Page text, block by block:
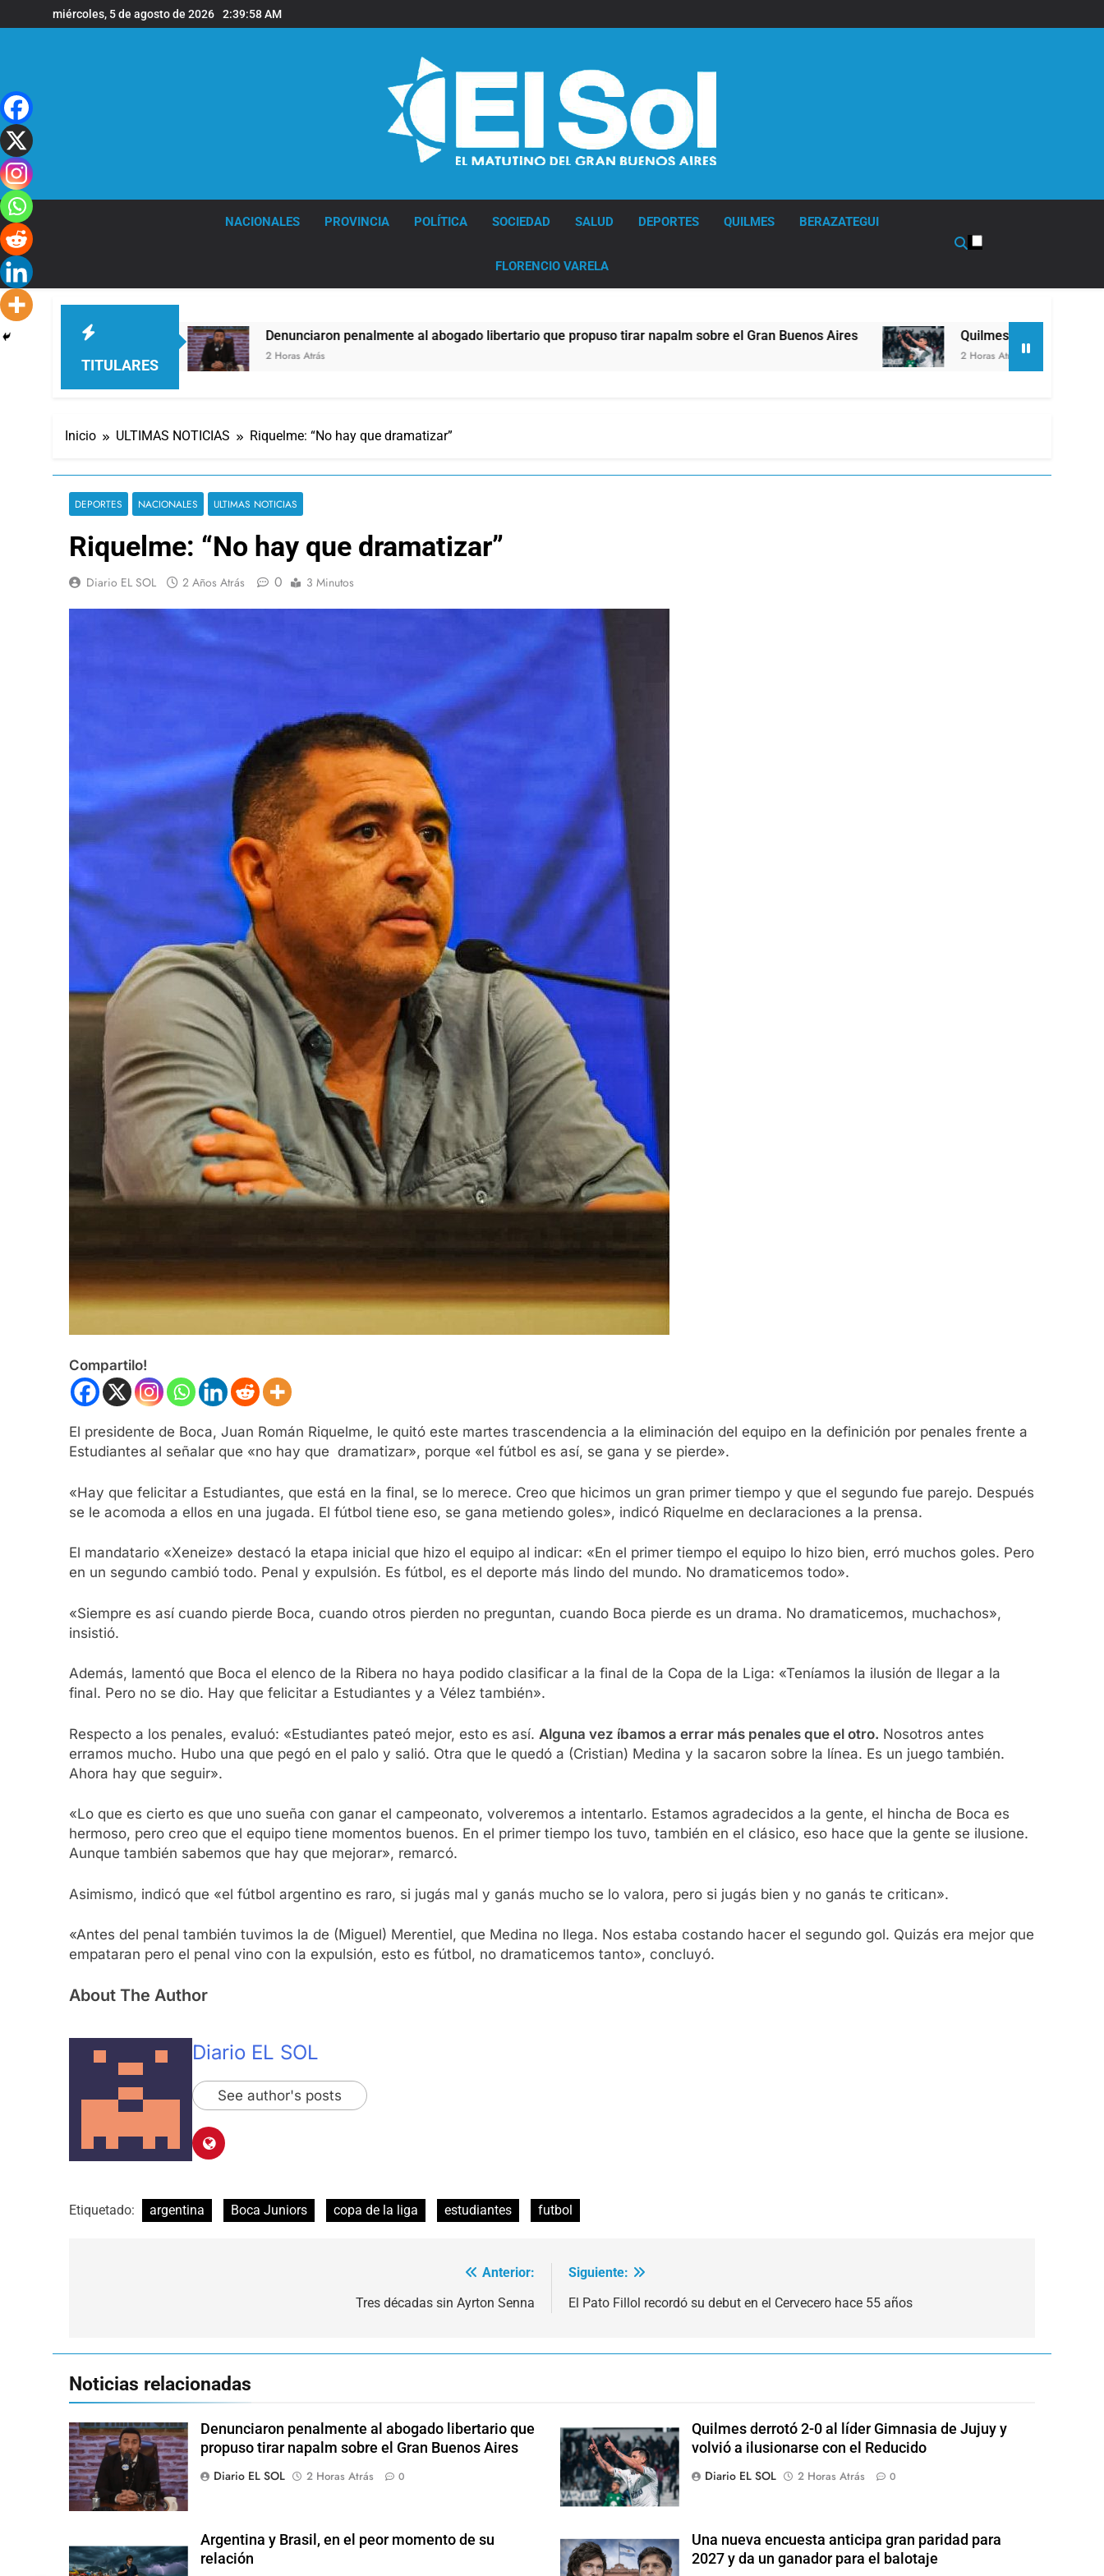
al
miércoles, 5 de agosto de 2026 2:39:59 AM
NACIONALES PROVINCIA POLÍTICA SOCIEDAD SALUD DEPORTES QUILMES BERAZATEGUI
FLORENCIO VARELA
TITULARES
viento Denunciaron penalmente al abogado libertario que propuso tirar napalm sobre el Gran Buenos Aires
2 Horas Atrás
Quilmes derrotó 2-0 al líder Gimnasia
2 Horas Atrás
Inicio ULTIMAS NOTICIAS Riquelme: “No hay que dramatizar”
DEPORTES NACIONALES ULTIMAS NOTICIAS
Riquelme: “No hay que dramatizar”
Diario EL SOL 2 Años Atrás 0 3 Minutos
Compartilo!
El presidente de Boca, Juan Román Riquelme, le quitó este martes trascendencia a la eliminación del equipo en la definición por penales frente a
Estudiantes al señalar que «no hay que dramatizar», porque «el fútbol es así, se gana y se pierde».
«Hay que felicitar a Estudiantes, que está en la final, se lo merece. Creo que hicimos un gran primer tiempo y que el segundo fue parejo. Después
se le acomoda a ellos en una jugada. El fútbol tiene eso, se gana metiendo goles», indicó Riquelme en declaraciones a la prensa.
El mandatario «Xeneize» destacó la etapa inicial que hizo el equipo al indicar: «En el primer tiempo el equipo lo hizo bien, erró muchos goles. Pero
en un segundo cambió todo. Penal y expulsión. Es fútbol, es el deporte más lindo del mundo. No dramaticemos todo».
«Siempre es así cuando pierde Boca, cuando otros pierden no preguntan, cuando Boca pierde es un drama. No dramaticemos, muchachos»,
insistió.
Además, lamentó que Boca el elenco de la Ribera no haya podido clasificar a la final de la Copa de la Liga: «Teníamos la ilusión de llegar a la
final. Pero no se dio. Hay que felicitar a Estudiantes y a Vélez también».
Respecto a los penales, evaluó: «Estudiantes pateó mejor, esto es así. Alguna vez íbamos a errar más penales que el otro. Nosotros antes
erramos mucho. Hubo una que pegó en el palo y salió. Otra que le quedó a (Cristian) Medina y la sacaron sobre la línea. Es un juego también.
Ahora hay que seguir».
«Lo que es cierto es que uno sueña con ganar el campeonato, volveremos a intentarlo. Estamos agradecidos a la gente, el hincha de Boca es
hermoso, pero creo que el equipo tiene momentos buenos. En el primer tiempo los tuvo, también en el clásico, eso hace que la gente se ilusione.
Aunque también sabemos que hay que mejorar», remarcó.
Asimismo, indicó que «el fútbol argentino es raro, si jugás mal y ganás mucho se lo valora, pero si jugás bien y no ganás te critican».
«Antes del penal también tuvimos la de (Miguel) Merentiel, que Medina no llega. Nos estaba costando hacer el segundo gol. Quizás era mejor que
empataran pero el penal vino con la expulsión, esto es fútbol, no dramaticemos tanto», concluyó.
About The Author
Diario EL SOL
See author's posts
Etiquetado: argentina Boca Juniors copa de la liga estudiantes futbol
Anterior:
Tres décadas sin Ayrton Senna
Siguiente:
El Pato Fillol recordó su debut en el Cervecero hace 55 años
Noticias relacionadas
Denunciaron penalmente al abogado libertario que
propuso tirar napalm sobre el Gran Buenos Aires
Diario EL SOL
2 Horas Atrás 0
Quilmes derrotó 2-0 al líder Gimnasia de Jujuy y
volvió a ilusionarse con el Reducido
Diario EL SOL
2 Horas Atrás 0
Argentina y Brasil, en el peor momento de su
relación
Una nueva encuesta anticipa gran paridad para
2027 y da un ganador para el balotaje